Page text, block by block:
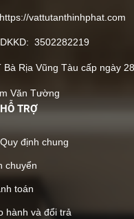
vattutanthinhphat.com
3502282219
Bà Rịa Vũng Tàu cấp ngày
Văn Tường
TRỢ
định chung
chuyển
toán
hành và đổi trả